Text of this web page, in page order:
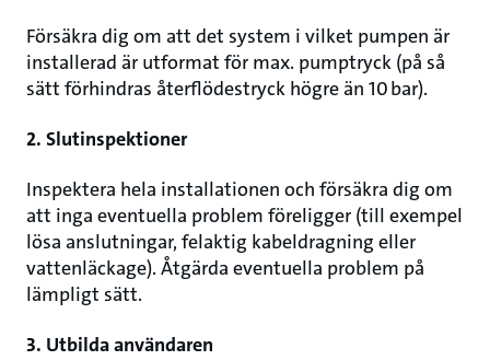
Försäkra dig om att det system i vilket pumpen är
installerad är utformat för max. pumptryck (på så
sätt förhindras återflödestryck högre än 10 bar).
2. Slutinspektioner
Inspektera hela installationen och försäkra dig om
att inga eventuella problem föreligger (till exempel
lösa anslutningar, felaktig kabeldragning eller
vattenläckage). Åtgärda eventuella problem på
lämpligt sätt.
3. Utbilda användaren